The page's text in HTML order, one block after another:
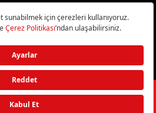
Türkiye
Haberleri CHIP Online’da!
ve Pazarlama A.Ş./ Tüm hakları
saklıdır.